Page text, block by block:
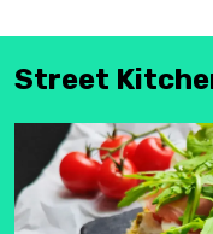
Street